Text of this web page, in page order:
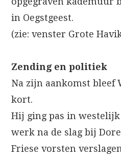
in Oegstgeest.
(zie: venster Grote
Zending en politiek
Na zijn aankomst
kort.
Hij ging pas in
werk na de slag bij
Friese vorsten